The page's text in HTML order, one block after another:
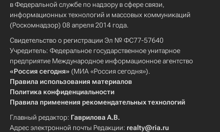
в Федеральной службе по надзору в сфере связи,
информационных технологий и массовых коммуникаций
(Роскомнадзор) 08 апреля 2014 года.
Свидетельство о регистрации Эл № ФС77-57640
Учредитель: Федеральное государственное унитарное
предприятие Международное информационное агентство
«Россия сегодня» (МИА «Россия сегодня»).
Правила использования материалов
Политика конфиденциальности
Правила применения рекомендательных технологий
Главный редактор: Гаврилова А.В.
Адрес электронной почты Редакции: realty@ria.ru